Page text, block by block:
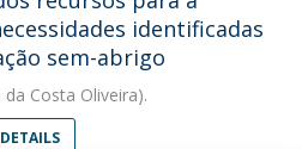
identificadas
sem-abrigo
Costa Oliveira).